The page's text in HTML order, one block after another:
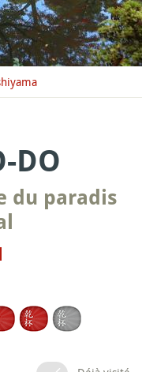
DO
du paradis